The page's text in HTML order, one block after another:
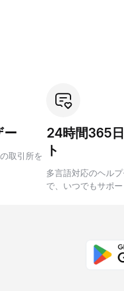
ー
取引所を
24時間365
ト
多言語対応のヘル
で、いつでもサポー